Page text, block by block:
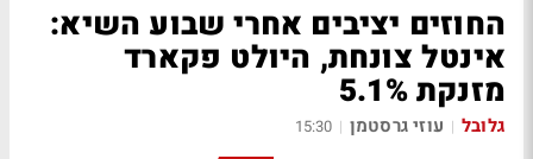
החוזים יציבים אחרי שבוע השיא:
אינטל צונחת, היולט פקארד
מזנקת 5.1%
גלובל | עוזי גרסטמן |
15:30